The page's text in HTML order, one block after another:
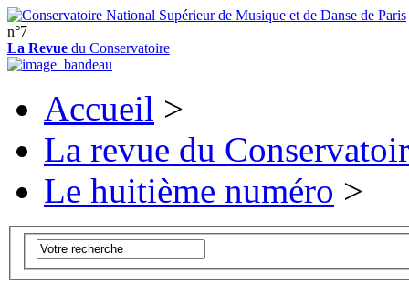
n°7
La Revue du Conservatoire
Accueil >
La revue du
Le huitième numéro >